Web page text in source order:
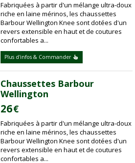
Fabriquées à partir d'un mélange ultra-doux
riche en laine mérinos, les chaussettes
Barbour Wellington Knee sont dotées d'un
revers extensible en haut et de coutures
confortables a...
Plus d'infos & Commander
Chaussettes Barbour
Wellington
26€
Fabriquées à partir d'un mélange ultra-doux
riche en laine mérinos, les chaussettes
Barbour Wellington Knee sont dotées d'un
revers extensible en haut et de coutures
confortables a...